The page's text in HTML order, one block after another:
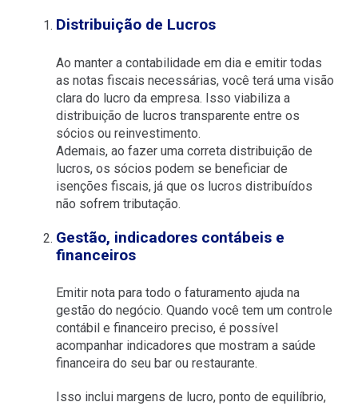
Distribuição de Lucros
Ao manter a contabilidade em dia e emitir todas
as notas fiscais necessárias, você terá uma visão
clara do lucro da empresa. Isso viabiliza a
distribuição de lucros transparente entre os
sócios ou reinvestimento.
Ademais, ao fazer uma correta distribuição de
lucros, os sócios podem se beneficiar de
isenções fiscais, já que os lucros distribuídos
não sofrem tributação.
Gestão, indicadores contábeis e
financeiros
Emitir nota para todo o faturamento ajuda na
gestão do negócio. Quando você tem um controle
contábil e financeiro preciso, é possível
acompanhar indicadores que mostram a saúde
financeira do seu bar ou restaurante.
Isso inclui margens de lucro, ponto de equilíbrio,